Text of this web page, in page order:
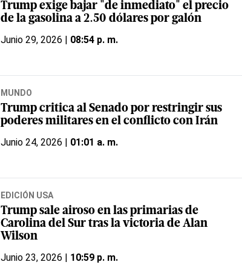
Trump exige bajar "de inmediato" el precio
de la gasolina a 2.50 dólares por galón
Junio 29, 2026 | 08:54 p. m.
MUNDO
Trump critica al Senado por restringir sus
poderes militares en el conflicto con Irán
Junio 24, 2026 | 01:01 a. m.
EDICIÓN USA
Trump sale airoso en las primarias de
Carolina del Sur tras la victoria de Alan
Wilson
Junio 23, 2026 | 10:59 p. m.